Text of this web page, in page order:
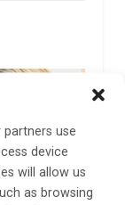
partners use
device
will allow us
as browsing